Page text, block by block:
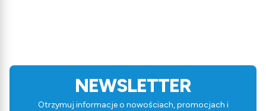
NEWSLETTER
Otrzymuj informacje o nowościach, promocjach i